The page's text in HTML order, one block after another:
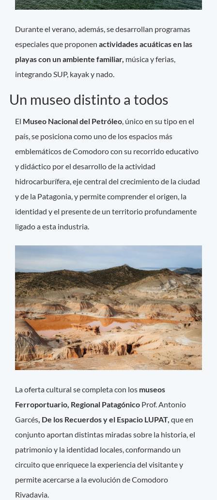
Durante el verano, además, se desarrollan programas
especiales que proponenactividades acuáticas en las
playas con un ambiente familiar, música y ferias,
integrando SUP, kayak y nado.
Un museo distinto a todos
El Museo Nacional del Petróleo, único en su tipo en el
país, se posiciona como uno de los espacios más
emblemáticos de Comodoro con su recorrido educativo
y didáctico por el desarrollo de la actividad
hidrocarburífera, eje central del crecimiento de la ciudad
y de la Patagonia, y permite comprender el origen, la
identidad y el presente de un territorio profundamente
ligado a esta industria.
La oferta cultural se completa con los museos
Ferroportuario, Regional Patagónico Prof. Antonio
Garcés, De los Recuerdos y el Espacio LUPAT, que en
conjunto aportan distintas miradas sobre la historia, el
patrimonio y la identidad locales, conformando un
circuito que enriquece la experiencia del visitante y
permite acercarse a la evolución de Comodoro
Rivadavia.